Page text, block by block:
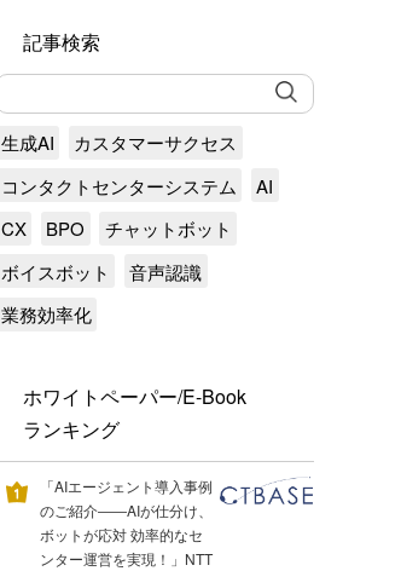
記事検索
生成AI
カスタマーサクセス
コンタクトセンターシステム
AI
CX
BPO
チャットボット
ボイスボット
音声認識
業務効率化
ホワイトペーパー/E-Book
ランキング
「AIエージェント導入事例
のご紹介――AIが仕分け、
ボットが応対 効率的なセ
ンター運営を実現！」NTT